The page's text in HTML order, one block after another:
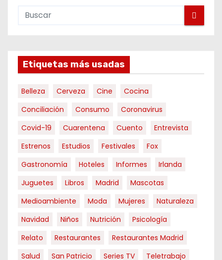
Etiquetas más usadas
Belleza Cerveza Cine
Cocina
Conciliación
Consumo
Coronavirus
Covid-19
Cuarentena Cuento
Entrevista
Estrenos
Estudios Festivales
Fox
Gastronomía
Hoteles Informes
Irlanda
Juguetes
Libros Madrid
Mascotas
Medioambiente
Moda Mujeres
Naturaleza
Navidad
Niños Nutrición
Psicología
Relato
Restaurantes
Restaurantes Madrid
Salud
San Patricio Series TV
Teletrabajo